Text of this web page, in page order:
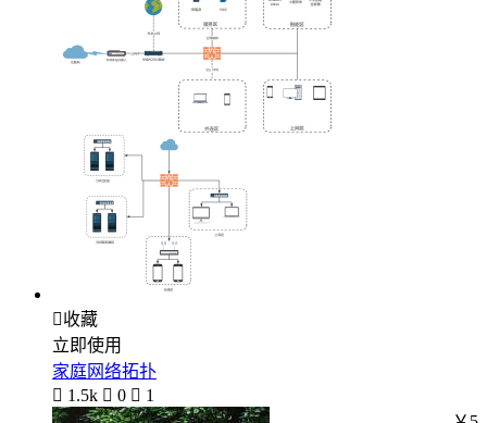
收藏
立即使用
家庭网络拓扑
 1.5k  0  1